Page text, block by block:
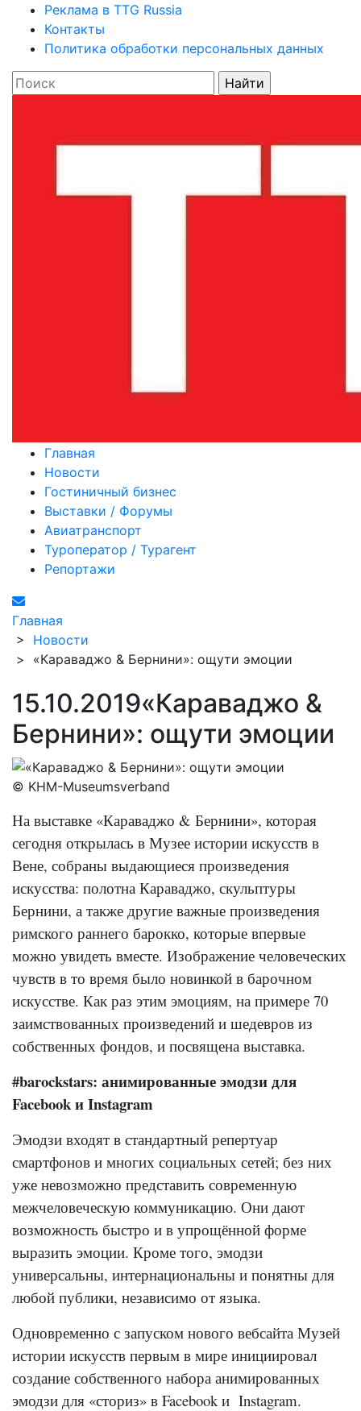
Реклама в TTG Russia
Контакты
Политика обработки персональных данных
Главная
Новости
Гостиничный бизнес
Выставки / Форумы
Авиатранспорт
Туроператор / Турагент
Репортажи
Главная
> Новости
> «Караваджо & Бернини»: ощути эмоции
15.10.2019«Караваджо &
Бернини»: ощути эмоции
© KHM-Museumsverband
На выставке «Караваджо & Бернини», которая
сегодня открылась в Музее истории искусств в
Вене, собраны выдающиеся произведения
искусства: полотна Караваджо, скульптуры
Бернини, а также другие важные произведения
римского раннего барокко, которые впервые
можно увидеть вместе. Изображение человеческих
чувств в то время было новинкой в барочном
искусстве. Как раз этим эмоциям, на примере 70
заимствованных произведений и шедевров из
собственных фондов, и посвящена выставка.
#barockstars: анимированные эмодзи для
Facebook и Instagram
Эмодзи входят в стандартный репертуар
смартфонов и многих социальных сетей; без них
уже невозможно представить современную
межчеловеческую коммуникацию. Они дают
возможность быстро и в упрощённой форме
выразить эмоции. Кроме того, эмодзи
универсальны, интернациональны и понятны для
любой публики, независимо от языка.
Одновременно с запуском нового вебсайта Музей
истории искусств первым в мире инициировал
создание собственного набора анимированных
эмодзи для «сториз» в Facebook и Instagram.